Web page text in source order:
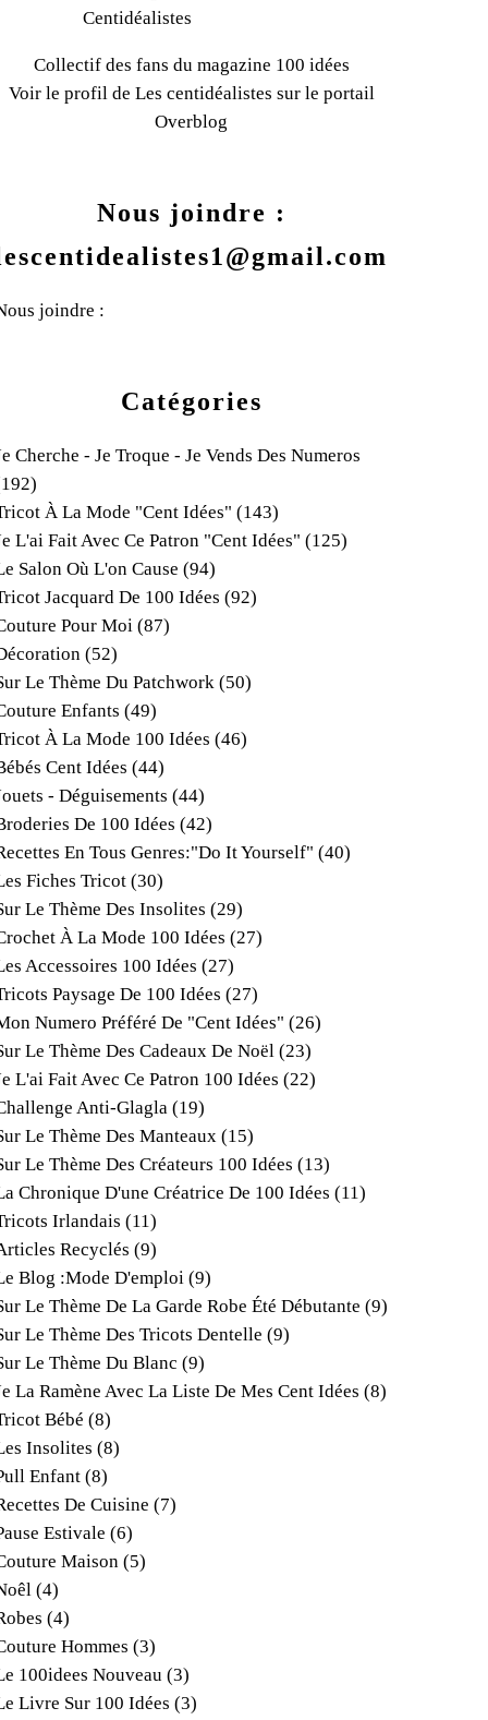
Catégories
Cherche - Je Troque - Je Vends Des Numeros
À La Mode "cent Idées" (143)
L'ai Fait Avec Ce Patron "cent Idées" (125)
Salon Où L'on Cause (94)
Jacquard De 100 Idées (92)
Pour Moi (87)
(52)
Le Thème Du Patchwork (50)
Enfants (49)
À La Mode 100 Idées (46)
Cent Idées (44)
- Déguisements (44)
De 100 Idées (42)
En Tous Genres:"do It Yourself" (40)
Fiches Tricot (30)
Le Thème Des Insolites (29)
À La Mode 100 Idées (27)
Accessoires 100 Idées (27)
Paysage De 100 Idées (27)
Numero Préféré De "cent Idées" (26)
Le Thème Des Cadeaux De Noël (23)
L'ai Fait Avec Ce Patron 100 Idées (22)
Anti-Glagla (19)
Le Thème Des Manteaux (15)
Le Thème Des Créateurs 100 Idées (13)
Chronique D'une Créatrice De 100 Idées (11)
Irlandais (11)
Recyclés (9)
Blog :mode D'emploi (9)
Le Thème De La Garde Robe Été Débutante (9)
Le Thème Des Tricots Dentelle (9)
Le Thème Du Blanc (9)
La Ramène Avec La Liste De Mes Cent Idées (8)
Bébé (8)
Insolites (8)
Enfant (8)
De Cuisine (7)
Estivale (6)
Maison (5)
(4)
(4)
Hommes (3)
100idees Nouveau (3)
Livre Sur 100 Idées (3)
Collectif des fans du magazine 100 idées
Voir le profil de Les centidéalistes sur le portail
Overblog
Nous joindre :
joindre :